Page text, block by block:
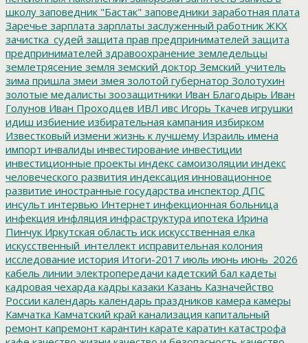
школу заповедник "Бастак" заповедники заработная плата
Заречье зарплата зарплаты заслуженный работник ЖКХ
зачистка_судей защита прав предпринимателей защита
предпринимателей здравоохранение земледельцы
землетрясение земля земский доктор Земский_учитель
зима пришла змеи змея золотой губернатор Золотухин
золотые медалисты зоозащитники Иван Благодырь Иван
Голунов Иван Проходцев ИВЛ ивс Игорь Ткачев игрушки
идиш избиение избирательная кампания избирком
Известковый измени жизнь к лучшему Израиль имена
импорт инвалиды инвестирование инвестиции
инвестиционные проекты индекс самоизоляции индекс
человеческого развития индексация инновационное
развитие иностранные государства инспектор ДПС
инсульт интервью Интернет инфекционная больница
инфекция инфляция инфраструктура ипотека Ирина
Пинчук Иркутская область иск искусственная елка
искусственный_интеллект исправительная колония
исследование история Итоги-2017 июль июнь июнь_2026
кабель линии электропередачи кадетский бал кадеты
кадровая чехарда кадры казаки Казань Казначейство
России календарь календарь праздников камера камеры
Камчатка Камчатский край канализация капитальный
ремонт капремонт карантин карате каратин катастрофа